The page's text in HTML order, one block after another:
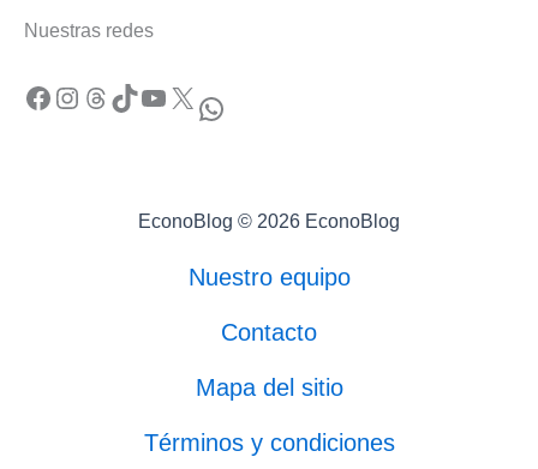
Nuestras redes
Facebook Instagram Threads TikTok YouTube X WhatsApp
EconoBlog © 2026 EconoBlog
Nuestro equipo
Contacto
Mapa del sitio
Términos y condiciones